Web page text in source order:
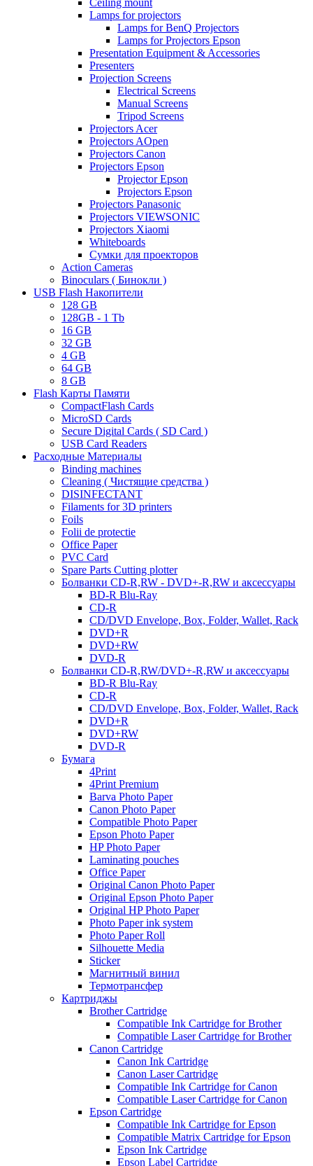
Ceiling mount
Lamps for projectors
Lamps for BenQ Projectors
Lamps for Projectors Epson
Presentation Equipment & Accessories
Presenters
Projection Screens
Electrical Screens
Manual Screens
Tripod Screens
Projectors Acer
Projectors AOpen
Projectors Canon
Projectors Epson
Projector Epson
Projectors Epson
Projectors Panasonic
Projectors VIEWSONIC
Projectors Xiaomi
Whiteboards
Сумки для проекторов
Action Cameras
Binoculars ( Бинокли )
USB Flash Накопители
128 GB
128GB - 1 Tb
16 GB
32 GB
4 GB
64 GB
8 GB
Flash Карты Памяти
CompactFlash Cards
MicroSD Cards
Secure Digital Cards ( SD Card )
USB Card Readers
Расходные Материалы
Binding machines
Cleaning ( Чистящие средства )
DISINFECTANT
Filaments for 3D printers
Foils
Folii de protectie
Office Paper
PVC Card
Spare Parts Cutting plotter
Болванки CD-R,RW - DVD+-R,RW и аксессуары
BD-R Blu-Ray
CD-R
CD/DVD Envelope, Box, Folder, Wallet, Rack
DVD+R
DVD+RW
DVD-R
Болванки CD-R,RW/DVD+-R,RW и аксессуары
BD-R Blu-Ray
CD-R
CD/DVD Envelope, Box, Folder, Wallet, Rack
DVD+R
DVD+RW
DVD-R
Бумага
4Print
4Print Premium
Barva Photo Paper
Canon Photo Paper
Compatible Photo Paper
Epson Photo Paper
HP Photo Paper
Laminating pouches
Office Paper
Original Canon Photo Paper
Original Epson Photo Paper
Original HP Photo Paper
Photo Paper ink system
Photo Paper Roll
Silhouette Media
Sticker
Магнитный винил
Термотрансфер
Картриджы
Brother Cartridge
Compatible Ink Cartridge for Brother
Compatible Laser Cartridge for Brother
Canon Cartridge
Canon Ink Cartridge
Canon Laser Cartridge
Compatible Ink Cartridge for Canon
Compatible Laser Cartridge for Canon
Epson Cartridge
Compatible Ink Cartridge for Epson
Compatible Matrix Cartridge for Epson
Epson Ink Cartridge
Epson Label Cartridge